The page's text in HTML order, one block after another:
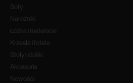
Sofy
Narożniki
Łóżka i materace
Krzesła i fotele
Stoły i stoliki
Akcesoria
Nowości